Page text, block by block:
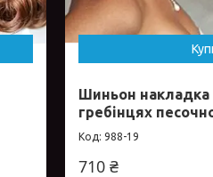
Шиньон накладка
гребінцях
988-19
710 ₴